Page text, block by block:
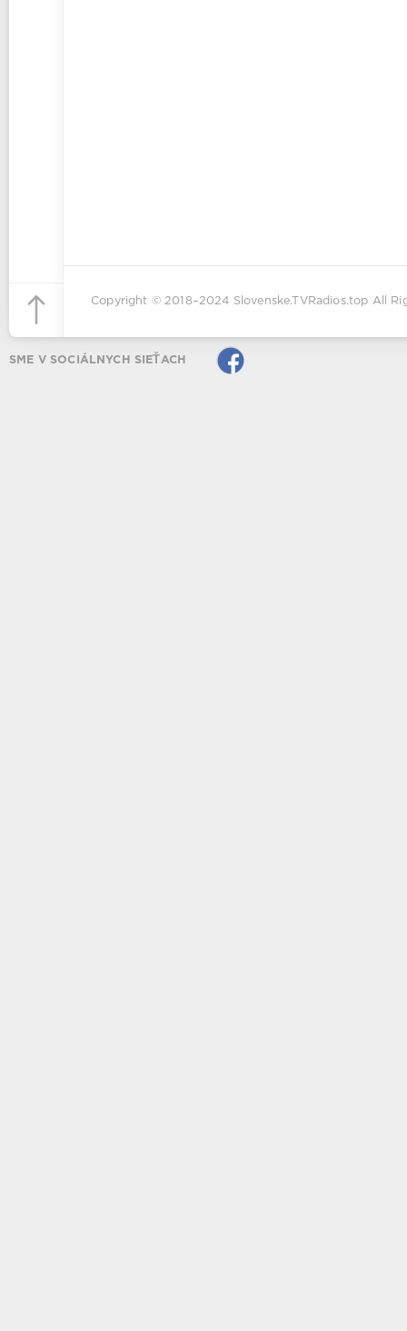
Copyright © 2018–2024 Slovenske.TVRadios.top All
SME V SOCIÁLNYCH SIEŤACH